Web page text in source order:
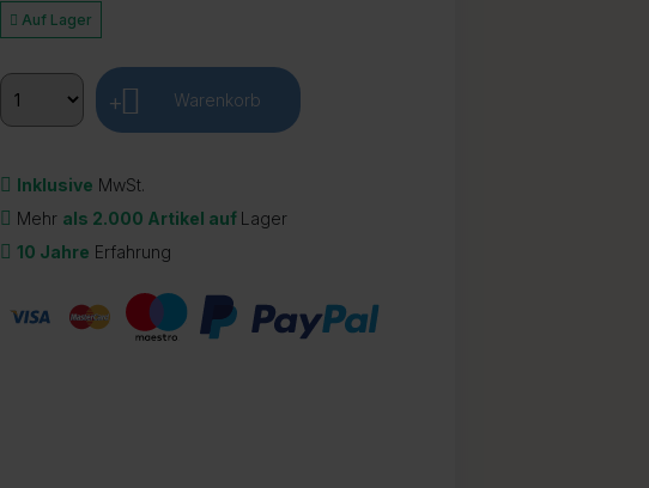
Auf Lager
+ Warenkorb
Inklusive MwSt.
Mehr als 2.000 Artikel auf Lager
10 Jahre Erfahrung